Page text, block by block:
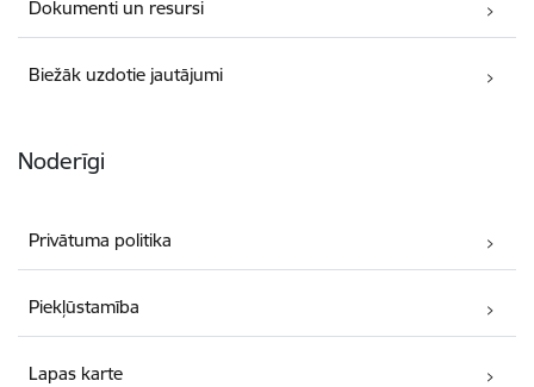
Dokumenti un resursi
Biežāk uzdotie jautājumi
Noderīgi
Privātuma politika
Piekļūstamība
Lapas karte